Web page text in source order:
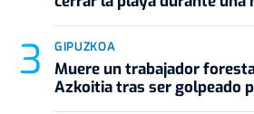
GIPUZKOA
Muere un trabajador
Azkoitia tras ser golpeado